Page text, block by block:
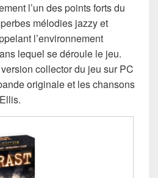
l’un des points forts du
mélodies jazzy et
l’environnement
lequel se déroule le jeu.
collector du jeu sur PC
originale et les chansons